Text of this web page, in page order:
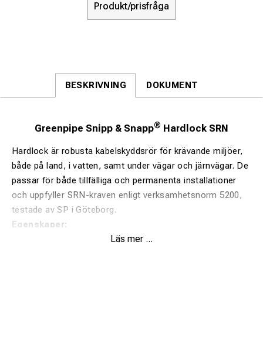
Produkt/prisfråga
BESKRIVNING DOKUMENT
Greenpipe Snipp & Snapp® Hardlock SRN
Hardlock är robusta kabelskyddsrör för krävande miljöer,
både på land, i vatten, samt under vägar och järnvägar. De
passar för både tillfälliga och permanenta installationer
och uppfyller SRN-kraven enligt verksamhetsnorm 5200,
testade av SP i Göteborg.
Egenskaper:
Läs mer ...